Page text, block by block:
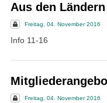
Aus den Ländern
Freitag, 04. November 2016
Info 11-16
Freitag, 04. November 2016